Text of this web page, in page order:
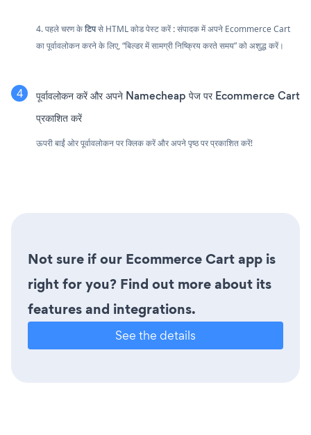
4. पहले चरण केटिपसे HTML कोड पेस्ट करें:संपादक में अपने Ecommerce Cart
का पूर्वावलोकन करने के लिए, “बिल्डर में सामग्री निष्क्रिय करते समय” को अशुद्ध करें।
पूर्वावलोकन करें और अपने Namecheap पेज पर Ecommerce Cart
प्रकाशित करें
ऊपरी बाईं ओर पूर्वावलोकन पर क्लिक करें और अपने पृष्ठ पर प्रकाशित करें!
Not sure if our Ecommerce Cart app is
right for you? Find out more about its
features and integrations.
See the details